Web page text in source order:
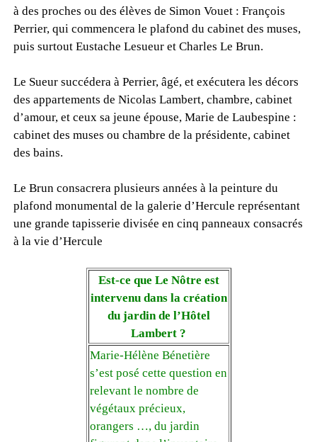
à des proches ou des élèves de Simon Vouet : François
Perrier, qui commencera le plafond du cabinet des muses,
puis surtout Eustache Lesueur et Charles Le Brun.
Le Sueur succédera à Perrier, âgé, et exécutera les décors
des appartements de Nicolas Lambert, chambre, cabinet
d’amour, et ceux sa jeune épouse, Marie de Laubespine :
cabinet des muses ou chambre de la présidente, cabinet
des bains.
Le Brun consacrera plusieurs années à la peinture du
plafond monumental de la galerie d’Hercule représentant
une grande tapisserie divisée en cinq panneaux consacrés
à la vie d’Hercule
Est-ce que Le Nôtre est
intervenu dans la création
du jardin de l’Hôtel
Lambert ?
Marie-Hélène Bénetière
s’est posé cette question en
relevant le nombre de
végétaux précieux,
orangers …, du jardin